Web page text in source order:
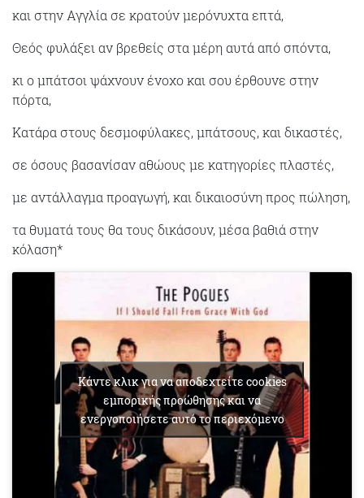
και στην Αγγλία σε κρατούν μερόνυχτα επτά,
Θεός φυλάξει αν βρεθείς στα μέρη αυτά από σπόντα,
κι ο μπάτσοι ψάχνουν ένοχο και σου έρθουνε στην
πόρτα,
Κατάρα στους δεσμοφύλακες, μπάτσους, και δικαστές,
σε όσους βασανίσαν αθώους με κατηγορίες πλαστές,
με αντάλλαγμα προαγωγή, και δικαιοσύνη προς πώληση,
τα θυματά τους θα τους δικάσουν, μέσα βαθιά στην
κόλαση*
Κάντε κλικ για να αποδεχτείτε cookies
εμπορικής προώθησης και να
ενεργοποιήσετε αυτό το περιεχόμενο